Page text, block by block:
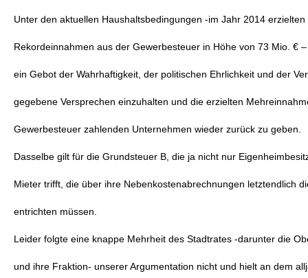
Unter den aktuellen Haushaltsbedingungen -im Jahr 2014 erzielten
Rekordeinnahmen aus der Gewerbesteuer in Höhe von 73 Mio. €
ein Gebot der Wahrhaftigkeit, der politischen Ehrlichkeit und der
gegebene Versprechen einzuhalten und die erzielten
Gewerbesteuer zahlenden Unternehmen wieder zurück zu geben.
Dasselbe gilt für die Grundsteuer B, die ja nicht nur
Mieter trifft, die über ihre Nebenkostenabrechnungen letztendlich
entrichten müssen.
Leider folgte eine knappe Mehrheit des Stadtrates -darunter die
und ihre Fraktion- unserer Argumentation nicht und hielt an dem